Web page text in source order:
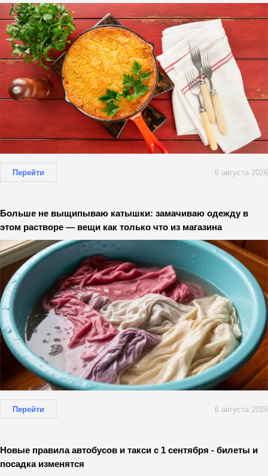
Перейти 6 августа 2026
Больше не выщипываю катышки: замачиваю одежду в
этом растворе — вещи как только что из магазина
Перейти 6 августа 2026
Новые правила автобусов и такси с 1 сентября - билеты и
посадка изменятся